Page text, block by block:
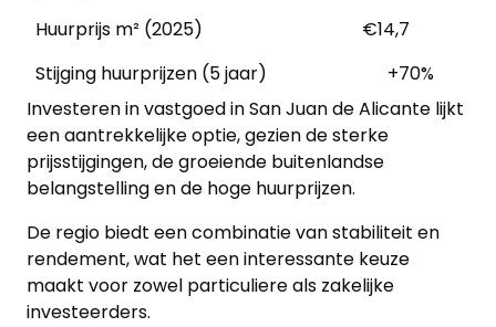
Huurprijs m² (2025)
€14,7
Stijging huurprijzen (5 jaar)
+70%
Investeren in vastgoed in San Juan de Alicante lijkt
een aantrekkelijke optie, gezien de sterke
prijsstijgingen, de groeiende buitenlandse
belangstelling en de hoge huurprijzen.
De regio biedt een combinatie van stabiliteit en
rendement, wat het een interessante keuze
maakt voor zowel particuliere als zakelijke
investeerders.